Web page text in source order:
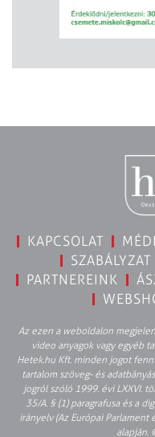
KAPCSOLAT
PARTNEREINK
Az ezen a weboldalon
video anyagok vagy egyéb
Hetek.hu Kft. minden jogot
tartalom szöveg- és
jogról szóló 1999. évi LXXVI.
35/A. § (1) paragrafusa és a
irányelv (Az Európai Parlament
alapján.